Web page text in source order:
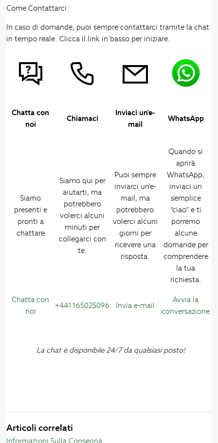
Come Contattarci
In caso di domande, puoi sempre contattarci tramite la chat
in tempo reale. Clicca il link in basso per iniziare.
Chatta con
noi
Chiamaci
Inviaci un'e-
mail
WhatsApp
Siamo
presenti e
pronti a
chattare
Siamo qui per
aiutarti, ma
potrebbero
volerci alcuni
minuti per
collegarci con
te.
Puoi sempre
inviarci un'e-
mail, ma
potrebbero
volerci alcuni
giorni per
ricevere una
risposta.
Quando si
aprirà
WhatsApp,
inviaci un
semplice
“ciao” e ti
porremo
alcune
domande per
comprendere
la tua
richiesta.
Chatta con
noi
+441165025096 Invia e-mail
Avvia la
conversazione
La chat è disponibile 24/7 da qualsiasi posto!
Articoli correlati
Informazioni Sulla Consegna